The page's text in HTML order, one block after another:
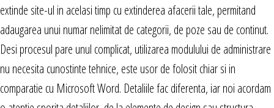
extinde site-ul in acelasi timp cu extinderea afacerii tale, permitand
adaugarea unui numar nelimitat de categorii, de poze sau de continut.
Desi procesul pare unul complicat, utilizarea modulului de administrare
nu necesita cunostinte tehnice, este usor de folosit chiar si in
comparatie cu Microsoft Word. Detaliile fac diferenta, iar noi acordam